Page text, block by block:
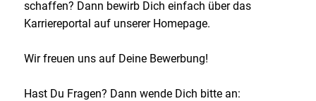
schaffen? Dann bewirb Dich einfach über das
Karriereportal auf unserer Homepage.
Wir freuen uns auf Deine Bewerbung!
Hast Du Fragen? Dann wende Dich bitte an: